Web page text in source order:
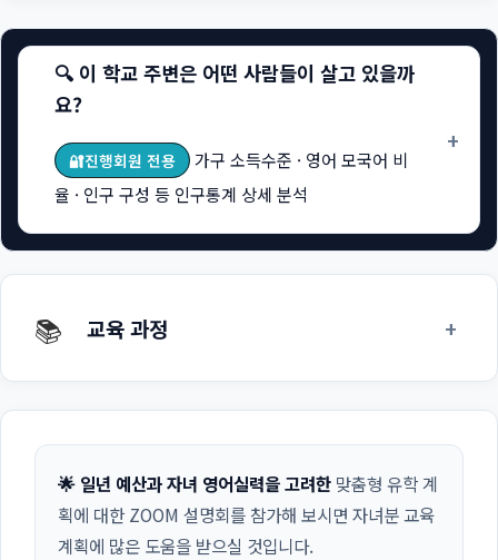
🔍 이 학교 주변은 어떤 사람들이 살고 있을까
요?
🔐진행회원 전용
가구 소득수준 · 영어 모국어 비
율 · 인구 구성 등 인구통계 상세 분석
+
📚 교육 과정 +
🌟 일년 예산과 자녀 영어실력을 고려한 맞춤형 유학 계
획에 대한 ZOOM 설명회를 참가해 보시면 자녀분 교육
계획에 많은 도움을 받으실 것입니다.